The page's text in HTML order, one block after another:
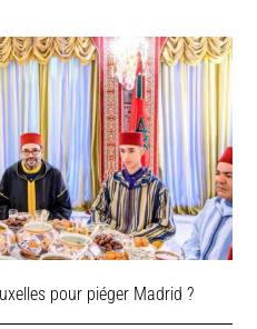
pour piéger Madrid ?